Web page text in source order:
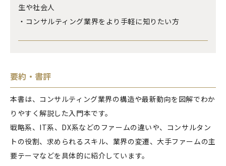
生や社会人
・コンサルティング業界をより手軽に知りたい方
要約・書評
本書は、コンサルティング業界の構造や最新動向を図解でわか
りやすく解説した入門本です。
戦略系、IT系、DX系などのファームの違いや、コンサルタン
トの役割、求められるスキル、業界の変遷、大手ファームの主
要テーマなどを具体的に紹介しています。